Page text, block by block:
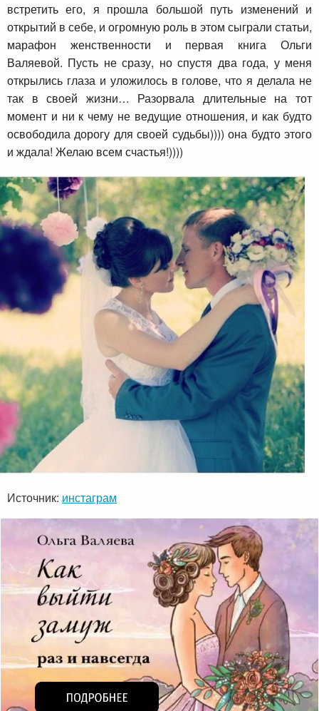
встретить его, я прошла большой путь изменений и
открытий в себе, и огромную роль в этом сыграли статьи,
марафон женственности и первая книга Ольги
Валяевой. Пусть не сразу, но спустя два года, у меня
открылись глаза и уложилось в голове, что я делала не
так в своей жизни… Разорвала длительные на тот
момент и ни к чему не ведущие отношения, и как будто
освободила дорогу для своей судьбы)))) она будто этого
и ждала! Желаю всем счастья!))))
Источник: инстаграм